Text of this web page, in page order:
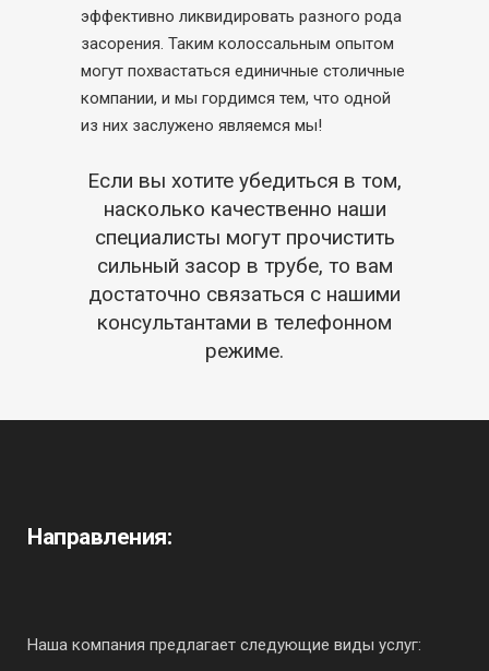
эффективно ликвидировать разного рода
засорения. Таким колоссальным опытом
могут похвастаться единичные столичные
компании, и мы гордимся тем, что одной
из них заслужено являемся мы!
Если вы хотите убедиться в том,
насколько качественно наши
специалисты могут прочистить
сильный засор в трубе, то вам
достаточно связаться с нашими
консультантами в телефонном
режиме.
Направления:
Наша компания предлагает следующие виды услуг: